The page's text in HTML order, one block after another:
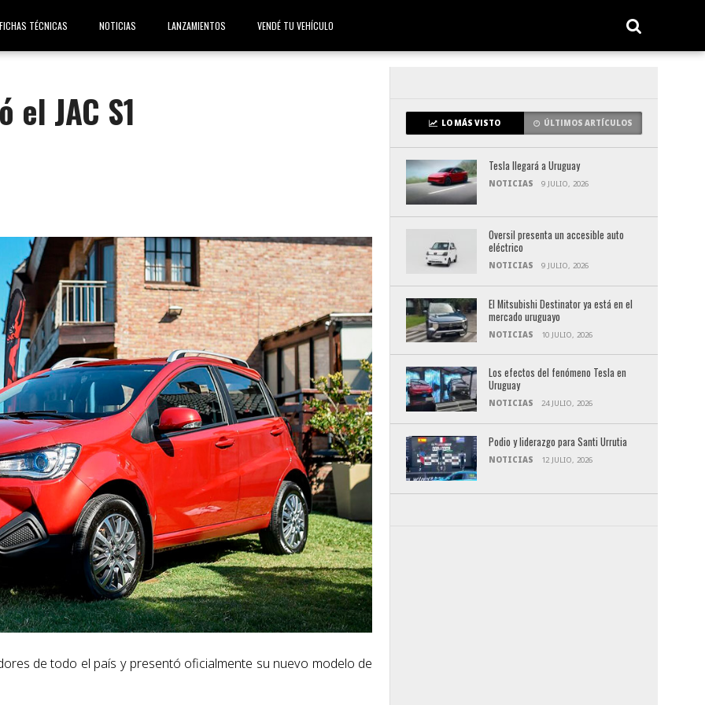
FICHAS TÉCNICAS NOTICIAS LANZAMIENTOS VENDÉ TU VEHÍCULO
JAC S1
de todo el país y presentó oficialmente su nuevo modelo de
LO MÁS VISTO ÚLTIMOS ARTÍCULOS
Tesla llegará a Uruguay
NOTICIAS 9 JULIO, 2026
Oversil presenta un accesible auto
eléctrico
NOTICIAS 9 JULIO, 2026
El Mitsubishi Destinator ya está en el
mercado uruguayo
NOTICIAS 10 JULIO, 2026
Los efectos del fenómeno Tesla en
Uruguay
NOTICIAS 24 JULIO, 2026
Podio y liderazgo para Santi Urrutia
NOTICIAS 12 JULIO, 2026